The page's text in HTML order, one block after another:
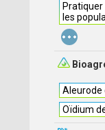
les
...
Aleurode
Oïdium